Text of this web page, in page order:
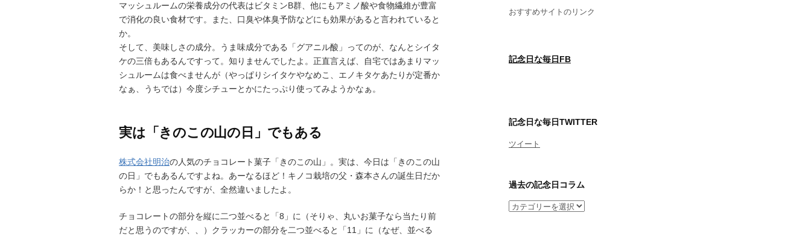
マッシュルームの栄養成分の代表はビタミンB群、他にもアミノ酸や食物繊維が豊富
で消化の良い食材です。また、口臭や体臭予防などにも効果があると言われていると
か。
そして、美味しさの成分。うま味成分である「グアニル酸」ってのが、なんとシイタ
ケの三倍もあるんですって。知りませんでしたよ。正直言えば、自宅ではあまりマッ
シュルームは食べませんが（やっぱりシイタケやなめこ、エノキタケあたりが定番か
なぁ、うちでは）今度シチューとかにたっぷり使ってみようかなぁ。
実は「きのこの山の日」でもある
株式会社明治の人気のチョコレート菓子「きのこの山」。実は、今日は「きのこの山
の日」でもあるんですよね。あーなるほど！キノコ栽培の父・森本さんの誕生日だか
らか！と思ったんですが、全然違いましたよ。
チョコレートの部分を縦に二つ並べると「8」に（そりゃ、丸いお菓子なら当たり前
だと思うのですが、、）クラッカーの部分を二つ並べると「11」に（なぜ、並べる
おすすめサイトのリンク
記念日な毎日FB
記念日な毎日TWITTER
ツイート
過去の記念日コラム
過